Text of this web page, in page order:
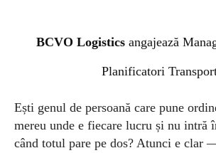
BCVO Logistics angajează
Planificatori
Ești genul de persoană care pune
mereu unde e fiecare lucru și nu intră
când totul pare pe dos? Atunci e clar